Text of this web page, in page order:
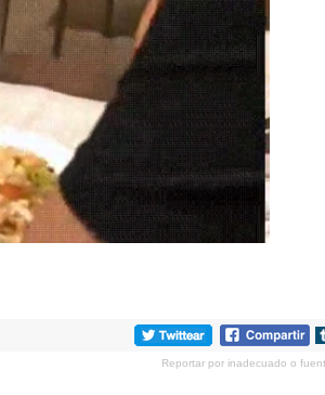
Reportar por inadecuado o